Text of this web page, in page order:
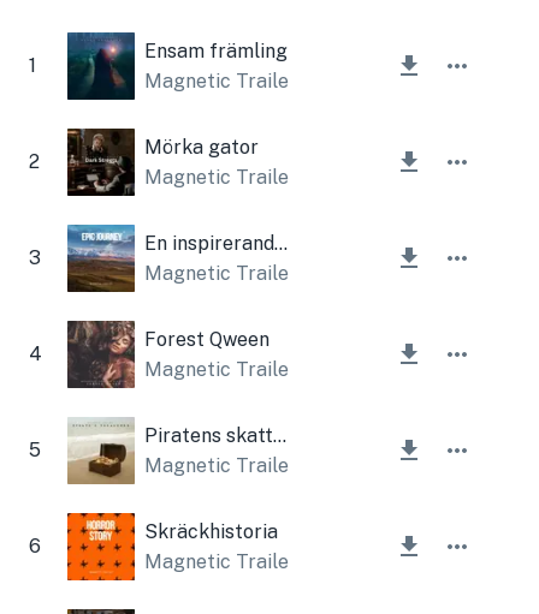
1
Ensam främling
Magnetic Trailer
2
Mörka gator
Magnetic Trailer
3
En inspirerande episk resa
Magnetic Trailer
4
Forest Qween
Magnetic Trailer
5
Piratens skatter
Magnetic Trailer
6
Skräckhistoria
Magnetic Trailer